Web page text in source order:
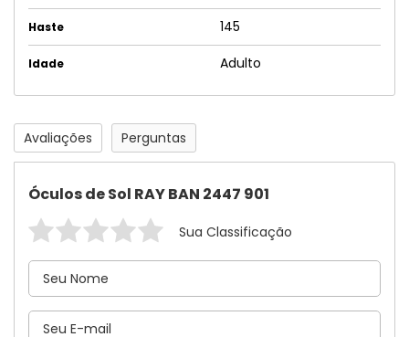
Haste 145
Idade Adulto
Avaliações Perguntas
Óculos de Sol RAY BAN 2447 901
Sua Classificação